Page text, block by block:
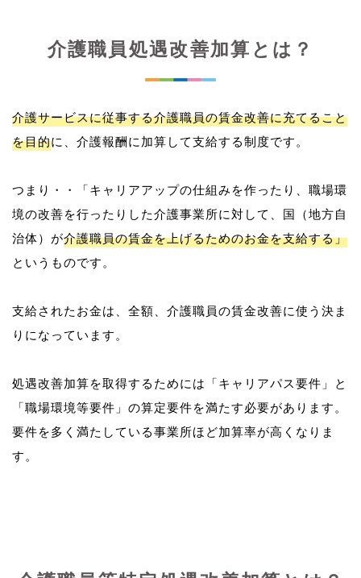
介護職員処遇改善加算とは？
介護サービスに従事する介護職員の賃金改善に充てること
を目的に、介護報酬に加算して支給する制度です。
つまり・・「キャリアアップの仕組みを作ったり、職場環
境の改善を行ったりした介護事業所に対して、国（地方自
治体）が介護職員の賃金を上げるためのお金を支給する」
というものです。
支給されたお金は、全額、介護職員の賃金改善に使う決ま
りになっています。
処遇改善加算を取得するためには「キャリアパス要件」と
「職場環境等要件」の算定要件を満たす必要があります。
要件を多く満たしている事業所ほど加算率が高くなりま
す。